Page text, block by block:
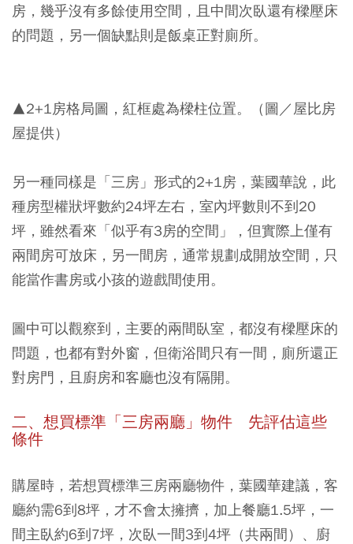
房，幾乎沒有多餘使用空間，且中間次臥還有樑壓床
的問題，另一個缺點則是飯桌正對廁所。
▲2+1房格局圖，紅框處為樑柱位置。（圖／屋比房
屋提供）
另一種同樣是「三房」形式的2+1房，葉國華說，此
種房型權狀坪數約24坪左右，室內坪數則不到20
坪，雖然看來「似乎有3房的空間」，但實際上僅有
兩間房可放床，另一間房，通常規劃成開放空間，只
能當作書房或小孩的遊戲間使用。
圖中可以觀察到，主要的兩間臥室，都沒有樑壓床的
問題，也都有對外窗，但衛浴間只有一間，廁所還正
對房門，且廚房和客廳也沒有隔開。
二、想買標準「三房兩廳」物件 先評估這些
條件
購屋時，若想買標準三房兩廳物件，葉國華建議，客
廳約需6到8坪，才不會太擁擠，加上餐廳1.5坪，一
間主臥約6到7坪，次臥一間3到4坪（共兩間）、廚